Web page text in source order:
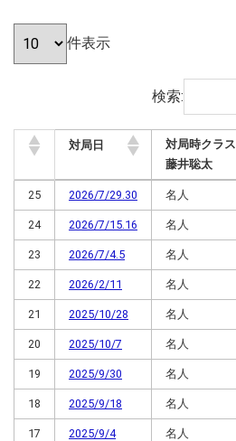
件表示
検索:
対局日
対局時クラス
藤井聡太
対局日
対局時クラス
藤井聡太
25 2026/7/29.30 名人
24 2026/7/15.16 名人
23 2026/7/4.5 名人
22 2026/2/11 名人
21 2025/10/28 名人
20 2025/10/7 名人
19 2025/9/30 名人
18 2025/9/18 名人
17 2025/9/4 名人